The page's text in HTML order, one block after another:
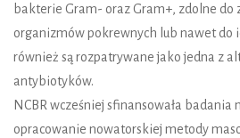
bakterie Gram- oraz Gram+, zdolne do
organizmów pokrewnych lub nawet do
również są rozpatrywane jako jedna z
antybiotyków.
NCBR wcześniej sfinansowała badania
opracowanie nowatorskiej metody